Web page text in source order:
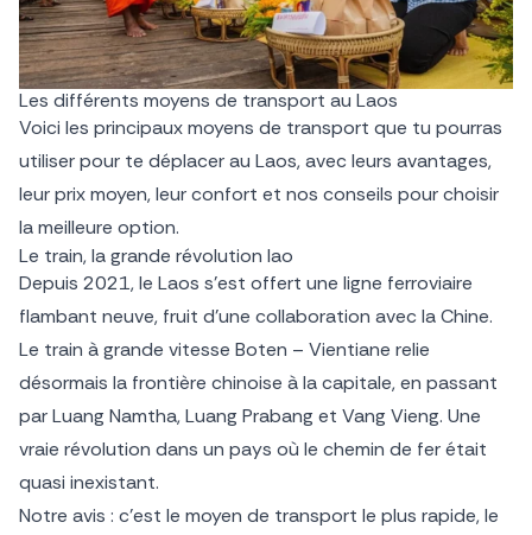
Les différents moyens de transport au Laos
Voici les principaux moyens de transport que tu pourras
utiliser pour te déplacer au Laos, avec leurs avantages,
leur prix moyen, leur confort et nos conseils pour choisir
la meilleure option.
Le train, la grande révolution lao
Depuis 2021, le Laos s’est offert une ligne ferroviaire
flambant neuve, fruit d’une collaboration avec la Chine.
Le train à grande vitesse Boten – Vientiane relie
désormais la frontière chinoise à la capitale, en passant
par Luang Namtha, Luang Prabang et Vang Vieng. Une
vraie révolution dans un pays où le chemin de fer était
quasi inexistant.
Notre avis : c’est le moyen de transport le plus rapide, le